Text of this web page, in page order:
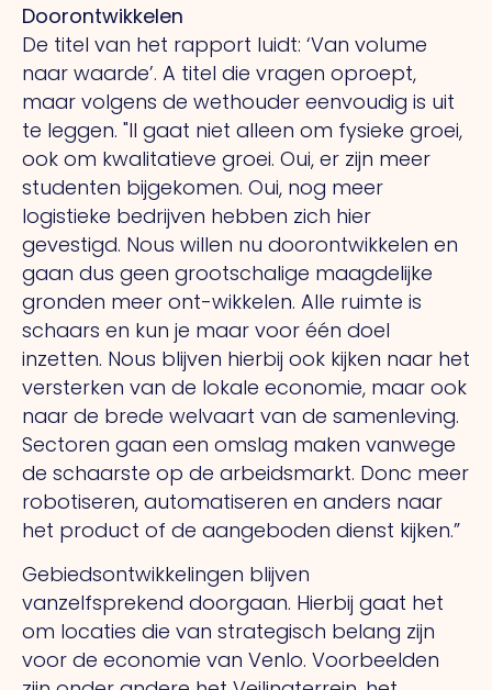
Doorontwikkelen
De titel van het rapport luidt: ‘Van volume
naar waarde’. A titel die vragen oproept,
maar volgens de wethouder eenvoudig is uit
te leggen. "Il gaat niet alleen om fysieke groei,
ook om kwalitatieve groei. Oui, er zijn meer
studenten bijgekomen. Oui, nog meer
logistieke bedrijven hebben zich hier
gevestigd. Nous willen nu doorontwikkelen en
gaan dus geen grootschalige maagdelijke
gronden meer ont-wikkelen. Alle ruimte is
schaars en kun je maar voor één doel
inzetten. Nous blijven hierbij ook kijken naar het
versterken van de lokale economie, maar ook
naar de brede welvaart van de samenleving.
Sectoren gaan een omslag maken vanwege
de schaarste op de arbeidsmarkt. Donc meer
robotiseren, automatiseren en anders naar
het product of de aangeboden dienst kijken.”
Gebiedsontwikkelingen blijven
vanzelfsprekend doorgaan. Hierbij gaat het
om locaties die van strategisch belang zijn
voor de economie van Venlo. Voorbeelden